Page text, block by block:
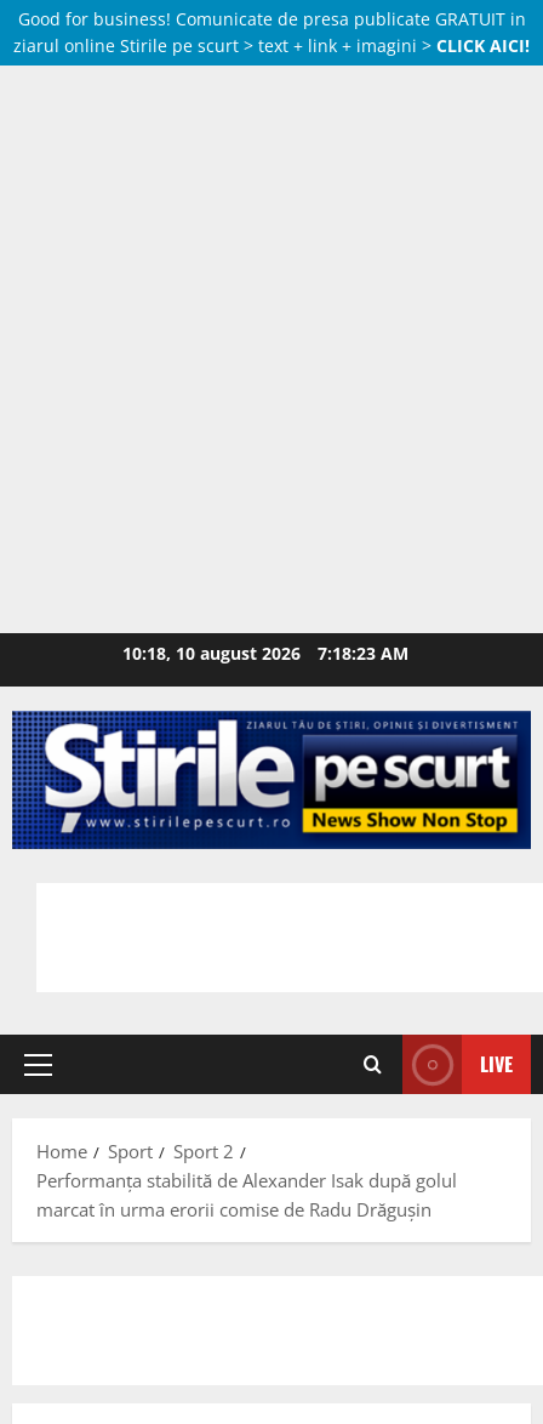
Good for business! Comunicate de presa publicate GRATUIT in
ziarul online Stirile pe scurt > text + link + imagini > CLICK AICI!
10:18, 10 august 2026 7:18:24 AM
Primary
LIVE
Home Sport
Sport 2
Performanța stabilită de Alexander Isak după golul
marcat în urma erorii comise de Radu Drăgușin